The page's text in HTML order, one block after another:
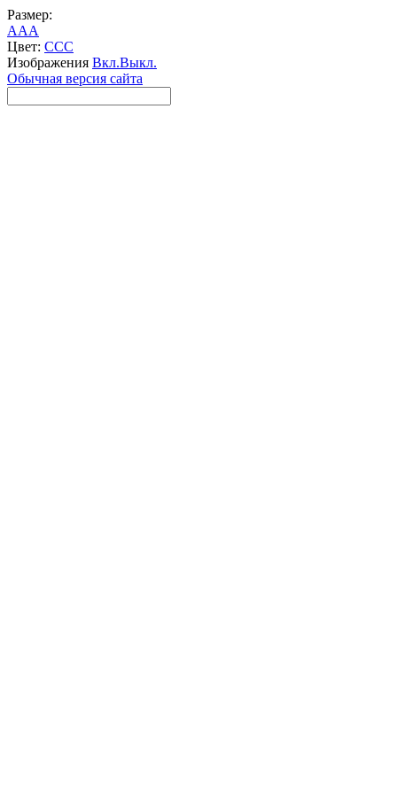
Размер:
AAA
Цвет: CCC
Изображения Вкл.Выкл.
Обычная версия сайта